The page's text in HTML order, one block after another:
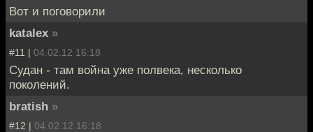
Вот и поговорили
katalex »
#11 | 04.02.12 16:18
Судан - там война уже полвека, несколько
поколений.
bratish »
#12 | 04.02.12 16:18